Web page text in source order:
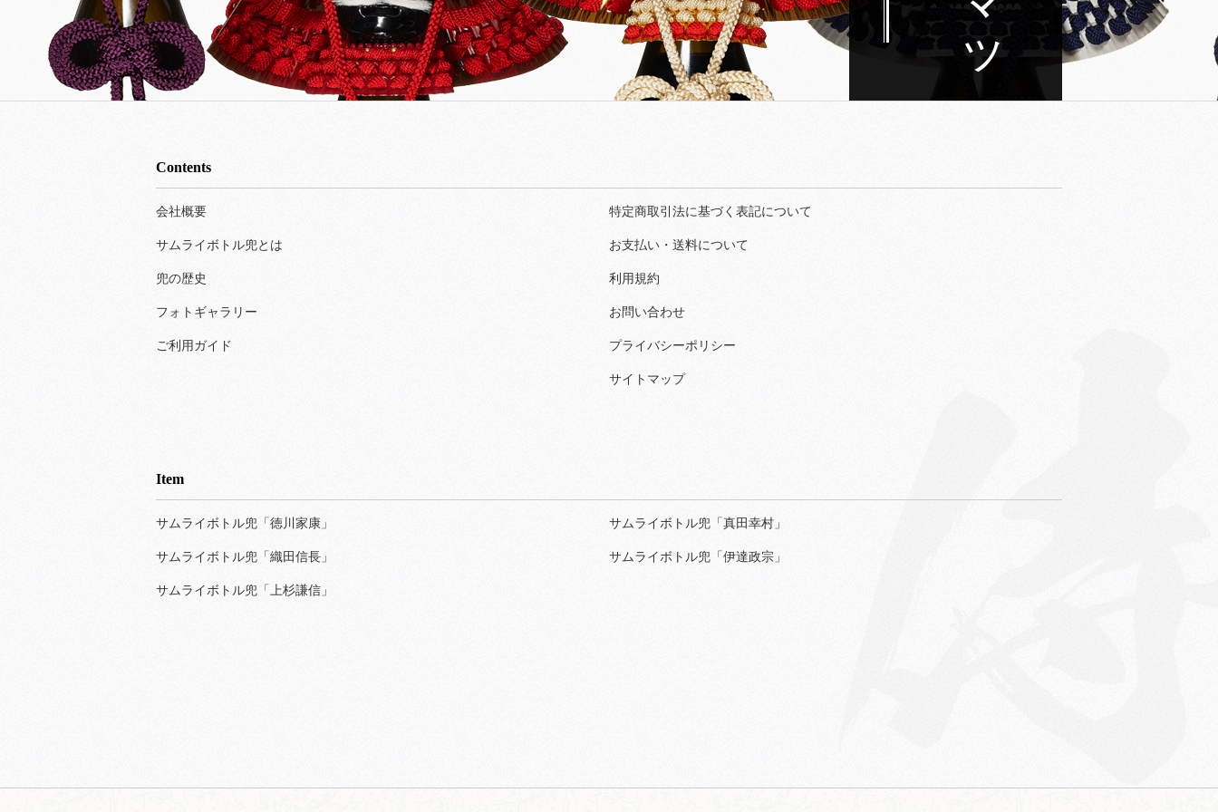
Contents
会社概要
サムライボトル兜とは
兜の歴史
フォトギャラリー
ご利用ガイド
特定商取引法に基づく表記について
お支払い・送料について
利用規約
お問い合わせ
プライバシーポリシー
サイトマップ
Item
サムライボトル兜「徳川家康」
サムライボトル兜「織田信長」
サムライボトル兜「上杉謙信」
サムライボトル兜「真田幸村」
サムライボトル兜「伊達政宗」